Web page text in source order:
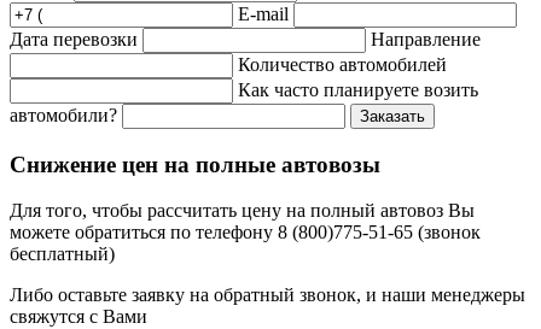
E-mail
Дата перевозки
Направление
Количество автомобилей
Как часто планируете возить
автомобили?
Заказать
Снижение цен на полные автовозы
Для того, чтобы рассчитать цену на полный автовоз Вы
можете обратиться по телефону 8 (800)775-51-65 (звонок
бесплатный)
Либо оставьте заявку на обратный звонок, и наши менеджеры
свяжутся с Вами